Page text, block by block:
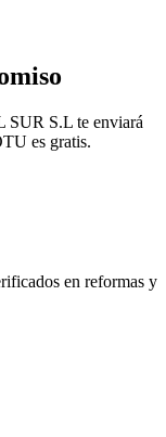
S.L te enviará
es gratis.
en reformas y